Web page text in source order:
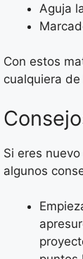
Aguja
Con estos
cualquiera
Si eres
algunos